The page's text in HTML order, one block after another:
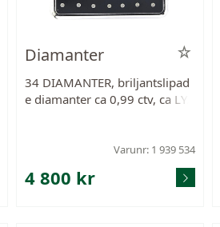
Diamanter
34 DIAMANTER, briljantslipad
e diamanter ca 0,99 ctv, ca LY/
Varunr: 1 939 534
4 800 kr